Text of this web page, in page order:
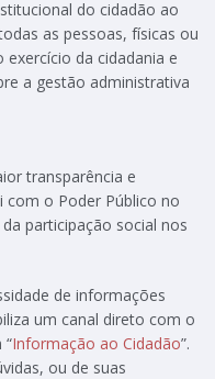
do cidadão ao
as pessoas, físicas ou
da cidadania e
a gestão administrativa
transparência e
com o Poder Público no
participação social nos
de informações
um canal direto com o
Informação ao Cidadão”.
ou de suas